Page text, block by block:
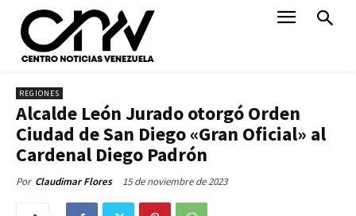
REGIONES
Alcalde León Jurado otorgó Orden
Ciudad de San Diego «Gran Oficial» al
Cardenal Diego Padrón
Por Claudimar Flores 15 de noviembre de 2023